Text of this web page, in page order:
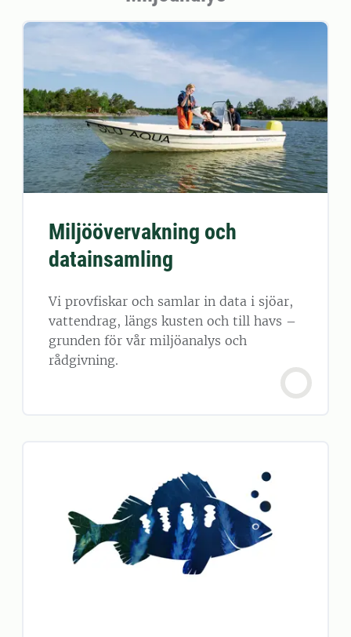
Miljöövervakning och
datainsamling
Vi provfiskar och samlar in data i sjöar,
vattendrag, längs kusten och till havs –
grunden för vår miljöanalys och
rådgivning.